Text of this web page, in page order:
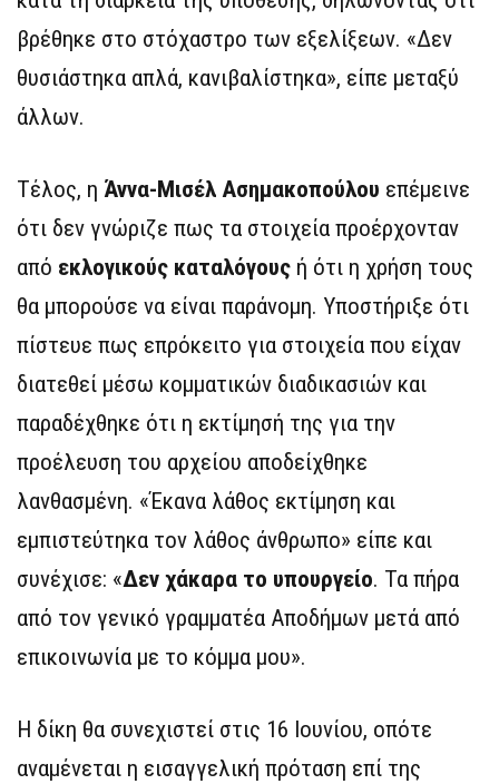
βρέθηκε στο στόχαστρο των εξελίξεων. «Δεν
θυσιάστηκα απλά, κανιβαλίστηκα», είπε μεταξύ
άλλων.
Τέλος, η Άννα-Μισέλ Ασημακοπούλου επέμεινε
ότι δεν γνώριζε πως τα στοιχεία προέρχονταν
από εκλογικούς καταλόγους ή ότι η χρήση τους
θα μπορούσε να είναι παράνομη. Υποστήριξε ότι
πίστευε πως επρόκειτο για στοιχεία που είχαν
διατεθεί μέσω κομματικών διαδικασιών και
παραδέχθηκε ότι η εκτίμησή της για την
προέλευση του αρχείου αποδείχθηκε
λανθασμένη. «Έκανα λάθος εκτίμηση και
εμπιστεύτηκα τον λάθος άνθρωπο» είπε και
συνέχισε: «Δεν χάκαρα το υπουργείο. Τα πήρα
από τον γενικό γραμματέα Αποδήμων μετά από
επικοινωνία με το κόμμα μου».
Η δίκη θα συνεχιστεί στις 16 Ιουνίου, οπότε
αναμένεται η εισαγγελική πρόταση επί της